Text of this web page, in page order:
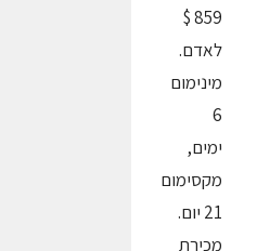
859 $
לאדם.
מינימום
6
ימים,
מקסימום
21 יום.
מכירת